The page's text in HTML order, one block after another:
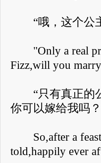
“哦，这个公主
"Only a real
Fizz,will you
“只有真正的公
你可以嫁给我吗
So,after a feast
told,happily ever